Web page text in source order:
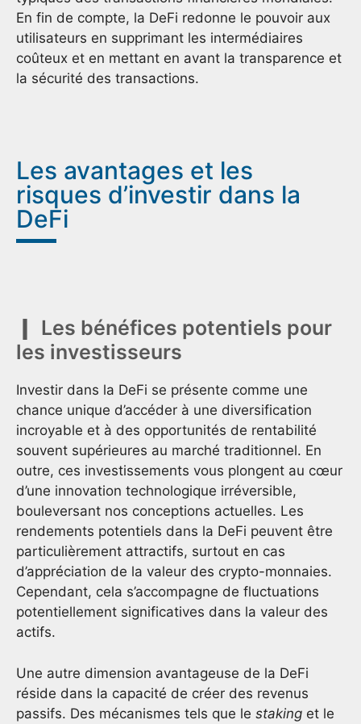
En fin de compte, la DeFi redonne le pouvoir aux
utilisateurs en supprimant les intermédiaires
coûteux et en mettant en avant la transparence et
la sécurité des transactions.
Les avantages et les
risques d’investir dans la
DeFi
Les bénéfices potentiels pour
les investisseurs
Investir dans la DeFi se présente comme une
chance unique d’accéder à une diversification
incroyable et à des opportunités de rentabilité
souvent supérieures au marché traditionnel. En
outre, ces investissements vous plongent au cœur
d’une innovation technologique irréversible,
bouleversant nos conceptions actuelles. Les
rendements potentiels dans la DeFi peuvent être
particulièrement attractifs, surtout en cas
d’appréciation de la valeur des crypto-monnaies.
Cependant, cela s’accompagne de fluctuations
potentiellement significatives dans la valeur des
actifs.
Une autre dimension avantageuse de la DeFi
réside dans la capacité de créer des revenus
passifs. Des mécanismes tels que le staking et le